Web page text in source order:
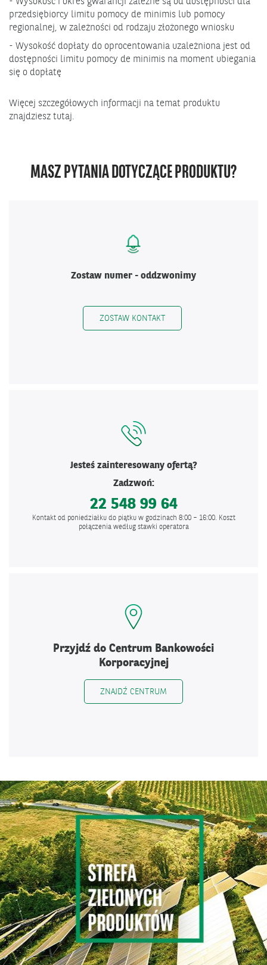
przedsiębiorcy limitu pomocy de minimis lub pomocy
regionalnej, w zależności od rodzaju złożonego wniosku
- Wysokość dopłaty do oprocentowania uzależniona jest od
dostępności limitu pomocy de minimis na moment ubiegania
się o dopłatę
Więcej szczegółowych informacji na temat produktu
znajdziesz tutaj.
oknie.
MASZ PYTANIA DOTYCZĄCE PRODUKTU?
Zostaw numer - oddzwonimy
ZOSTAW KONTAKT
Jesteś zainteresowany ofertą?
Zadzwoń:
22 548 99 64
Kontakt od poniedziałku do piątku w godzinach 8:00 – 16:00. Koszt
połączenia według stawki operatora
Przyjdź do Centrum Bankowości
Korporacyjnej
ZNAJDŹ CENTRUM